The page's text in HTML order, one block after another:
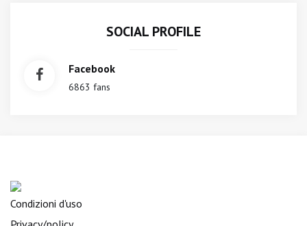
SOCIAL PROFILE
Facebook
6863 fans
Condizioni d'uso